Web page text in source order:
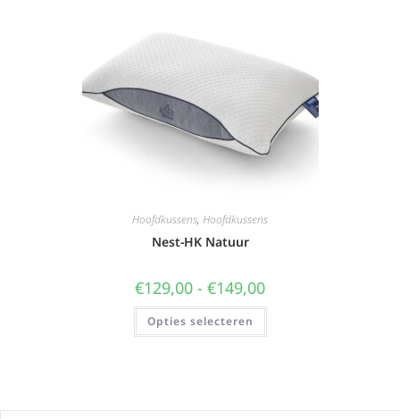
Hoofdkussens, Hoofdkussens
Nest-HK Natuur
€129,00 - €149,00
Opties selecteren